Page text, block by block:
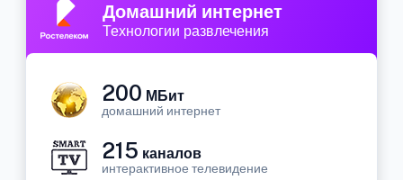
Домашний интернет
Технологии развлечения
200 МБит
домашний интернет
215 каналов
интерактивное телевидение